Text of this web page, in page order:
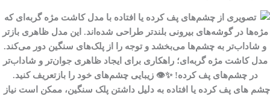
مدل کاشت مژه گربه‌ای؛ راهکاری برای ایجاد ظاهری جوان‌تر و شاداب‌تر
در چشم‌های پف کرده! ✨👁 زیبایی چشم‌های خود را بازتعریف کنید.
چشم های پف کرده یا افتاده به دلیل داشتن پلک سنگین، ممکن است نیاز